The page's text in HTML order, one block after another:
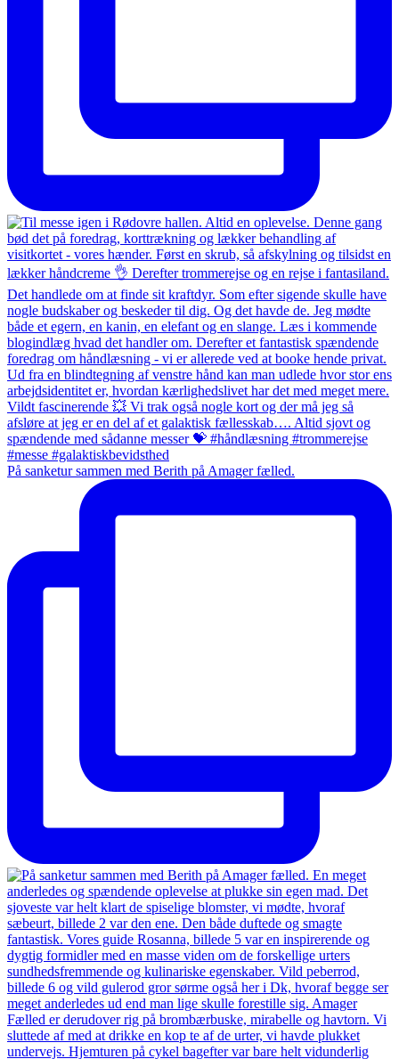
På sanketur sammen med Berith på Amager fælled.